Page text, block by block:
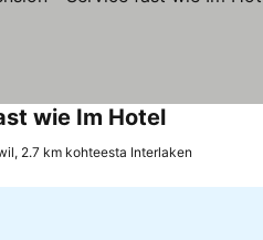
wie Im HotelKatso hinnat
2.7 km kohteesta Interlaken